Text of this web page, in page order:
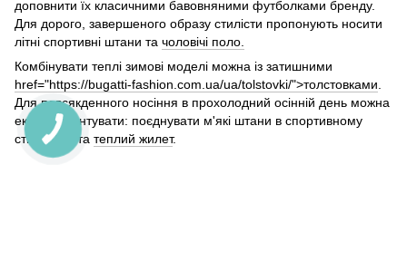
доповнити їх класичними бавовняними футболками бренду.
Для дорого, завершеного образу стилісти пропонують носити
літні спортивні штани та чоловічі поло.
Комбінувати теплі зимові моделі можна із затишними
href="https://bugatti-fashion.com.ua/ua/tolstovki/">толстовками
Для повсякденного носіння в прохолодний осінній день можна
експериментувати: поєднувати м'які штани в спортивному
стилі, худі та теплий жилет.